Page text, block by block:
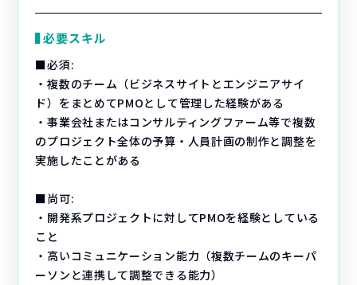
必要スキル
■必須:
・複数のチーム（ビジネスサイトとエンジニアサイ
ド）をまとめてPMOとして管理した経験がある
・事業会社またはコンサルティングファーム等で複数
のプロジェクト全体の予算・人員計画の制作と調整を
実施したことがある
■尚可:
・開発系プロジェクトに対してPMOを経験としている
こと
・高いコミュニケーション能力（複数チームのキーパ
ーソンと連携して調整できる能力）